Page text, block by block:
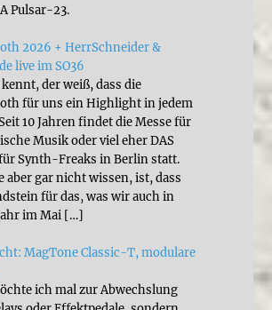
Pulsar-23.
2026 + HerrSchneider &
live im SO36
der weiß, dass die
für uns ein Highlight in jedem
10 Jahren findet die Messe für
Musik oder viel eher DAS
Synth-Freaks in Berlin statt.
aber gar nicht wissen, ist, dass
für das, was wir auch in
im Mai […]
MagTone Classic-T, modulare
ich mal zur Abwechslung